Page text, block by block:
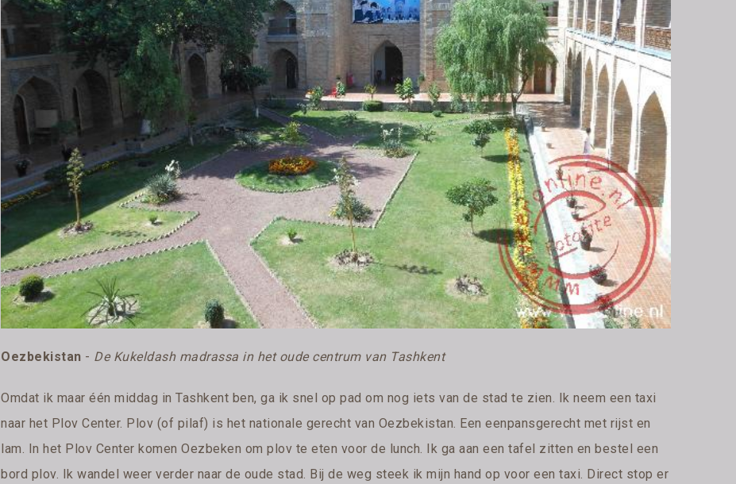
Oezbekistan - De Kukeldash madrassa in het oude centrum van Tashkent
Omdat ik maar één middag in Tashkent ben, ga ik snel op pad om nog iets van de stad te zien. Ik neem een taxi
naar het Plov Center. Plov (of pilaf) is het nationale gerecht van Oezbekistan. Een eenpansgerecht met rijst en
lam. In het Plov Center komen Oezbeken om plov te eten voor de lunch. Ik ga aan een tafel zitten en bestel een
bord plov. Ik wandel weer verder naar de oude stad. Bij de weg steek ik mijn hand op voor een taxi. Direct stop er